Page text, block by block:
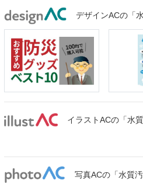
デザインACの「
イラストACの「水
写真ACの「水質